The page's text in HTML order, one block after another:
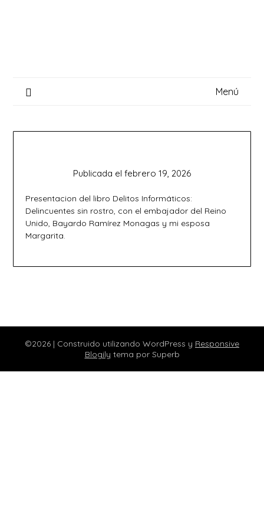
Menú
Publicada el febrero 19, 2026
Presentacion del libro Delitos Informáticos:
Delincuentes sin rostro, con el embajador del Reino
Unido, Bayardo Ramírez Monagas y mi esposa
Margarita.
©2026 | Construido utilizando WordPress y Responsive
Blogily tema por Superb